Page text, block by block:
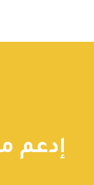
إدعم